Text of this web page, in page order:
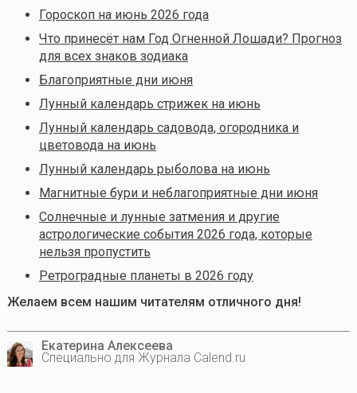
Гороскоп на июнь 2026 года
Что принесёт нам Год Огненной Лошади? Прогноз
для всех знаков зодиака
Благоприятные дни июня
Лунный календарь стрижек на июнь
Лунный календарь садовода, огородника и
цветовода на июнь
Лунный календарь рыболова на июнь
Магнитные бури и неблагоприятные дни июня
Солнечные и лунные затмения и другие
астрологические события 2026 года, которые
нельзя пропустить
Ретроградные планеты в 2026 году
Желаем всем нашим читателям отличного дня!
Екатерина Алексеева
Специально для Журнала Calend.ru